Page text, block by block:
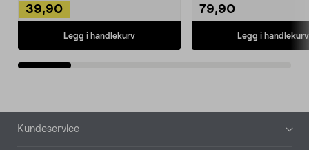
39,90
Legg i handlekurv
79,90
Legg i handlekurv
Bunntekst
Kundeservice